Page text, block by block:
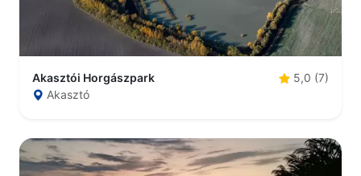
Akasztói Horgászpark
5,0 (7)
Akasztó